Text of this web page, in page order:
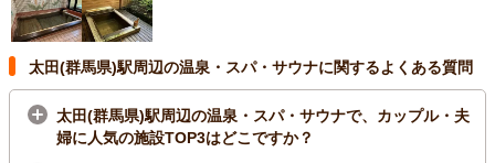
太田(群馬県)駅周辺の温泉・スパ・サウナに関するよくある質問
太田(群馬県)駅周辺の温泉・スパ・サウナで、カップル・夫
婦に人気の施設TOP3はどこですか？